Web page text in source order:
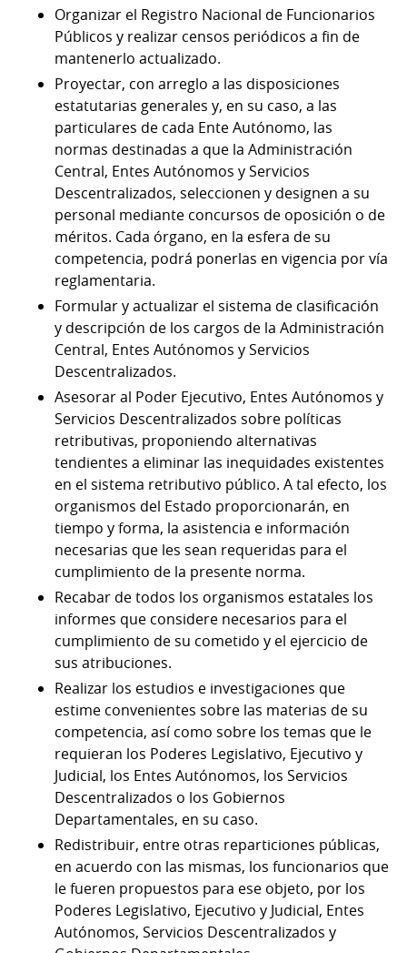
Organizar el Registro Nacional de Funcionarios
Públicos y realizar censos periódicos a fin de
mantenerlo actualizado.
Proyectar, con arreglo a las disposiciones
estatutarias generales y, en su caso, a las
particulares de cada Ente Autónomo, las
normas destinadas a que la Administración
Central, Entes Autónomos y Servicios
Descentralizados, seleccionen y designen a su
personal mediante concursos de oposición o de
méritos. Cada órgano, en la esfera de su
competencia, podrá ponerlas en vigencia por vía
reglamentaria.
Formular y actualizar el sistema de clasificación
y descripción de los cargos de la Administración
Central, Entes Autónomos y Servicios
Descentralizados.
Asesorar al Poder Ejecutivo, Entes Autónomos y
Servicios Descentralizados sobre políticas
retributivas, proponiendo alternativas
tendientes a eliminar las inequidades existentes
en el sistema retributivo público. A tal efecto, los
organismos del Estado proporcionarán, en
tiempo y forma, la asistencia e información
necesarias que les sean requeridas para el
cumplimiento de la presente norma.
Recabar de todos los organismos estatales los
informes que considere necesarios para el
cumplimiento de su cometido y el ejercicio de
sus atribuciones.
Realizar los estudios e investigaciones que
estime convenientes sobre las materias de su
competencia, así como sobre los temas que le
requieran los Poderes Legislativo, Ejecutivo y
Judicial, los Entes Autónomos, los Servicios
Descentralizados o los Gobiernos
Departamentales, en su caso.
Redistribuir, entre otras reparticiones públicas,
en acuerdo con las mismas, los funcionarios que
le fueren propuestos para ese objeto, por los
Poderes Legislativo, Ejecutivo y Judicial, Entes
Autónomos, Servicios Descentralizados y